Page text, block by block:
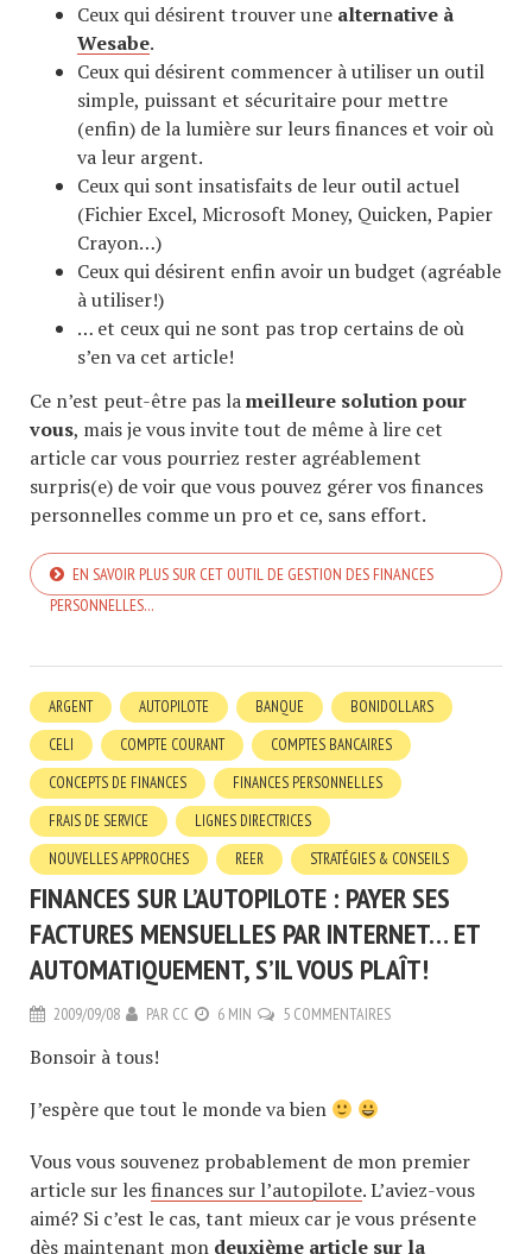
Ceux qui désirent trouver une alternative à
Wesabe.
Ceux qui désirent commencer à utiliser un outil
simple, puissant et sécuritaire pour mettre
(enfin) de la lumière sur leurs finances et voir où
va leur argent.
Ceux qui sont insatisfaits de leur outil actuel
(Fichier Excel, Microsoft Money, Quicken, Papier
Crayon…)
Ceux qui désirent enfin avoir un budget (agréable
à utiliser!)
… et ceux qui ne sont pas trop certains de où
s’en va cet article!
Ce n’est peut-être pas lameilleure solution pour
vous, mais je vous invite tout de même à lire cet
article car vous pourriez rester agréablement
surpris(e) de voir que vous pouvez gérer vos finances
personnelles comme un pro et ce, sans effort.
EN SAVOIR PLUS SUR CET OUTIL DE GESTION DES FINANCES
PERSONNELLES…
ARGENT AUTOPILOTE BANQUE
BONIDOLLARS
CELI
COMPTE COURANT
COMPTES BANCAIRES
CONCEPTS DE FINANCES
FINANCES PERSONNELLES
FRAIS DE SERVICE
LIGNES DIRECTRICES
NOUVELLES APPROCHES
REER STRATÉGIES & CONSEILS
FINANCES SUR L’AUTOPILOTE : PAYER SES
FACTURES MENSUELLES PAR INTERNET… ET
AUTOMATIQUEMENT, S’IL VOUS PLAÎT!
2009/09/08 PAR CC 6 MIN 5 COMMENTAIRES
Bonsoir à tous!
J’espère que tout le monde va bien
Vous vous souvenez probablement de mon premier
article sur lesfinances sur l’autopilote. L’aviez-vous
aimé? Si c’est le cas, tant mieux car je vous présente
dès maintenant mon deuxième article sur la